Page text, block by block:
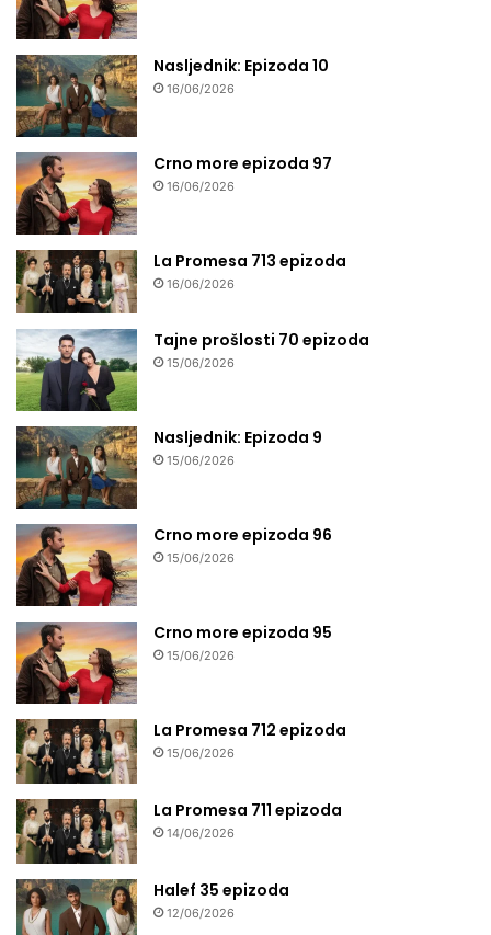
Nasljednik: Epizoda 10
16/06/2026
Crno more epizoda 97
16/06/2026
La Promesa 713 epizoda
16/06/2026
Tajne prošlosti 70 epizoda
15/06/2026
Nasljednik: Epizoda 9
15/06/2026
Crno more epizoda 96
15/06/2026
Crno more epizoda 95
15/06/2026
La Promesa 712 epizoda
15/06/2026
La Promesa 711 epizoda
14/06/2026
Halef 35 epizoda
12/06/2026